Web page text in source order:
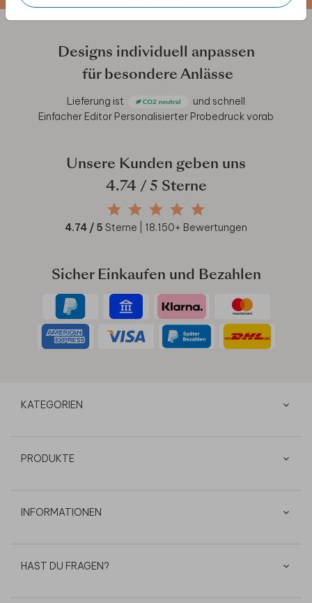
Designs individuell anpassen
für besondere Anlässe
Lieferung ist
und schnell
Einfacher Editor Personalisierter Probedruck vorab
Unsere Kunden geben uns
4.74/ 5 Sterne
4.74 / 5 Sterne | 18.150+ Bewertungen
Sicher Einkaufen und Bezahlen
KATEGORIEN
PRODUKTE
INFORMATIONEN
HAST DU FRAGEN?